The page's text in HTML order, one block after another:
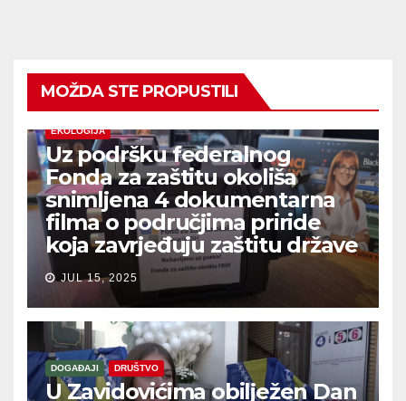
MOŽDA STE PROPUSTILI
EKOLOGIJA
Uz podršku federalnog
Fonda za zaštitu okoliša
snimljena 4 dokumentarna
filma o područjima priride
koja zavrjeđuju zaštitu države
JUL 15, 2025
DOGAĐAJI DRUŠTVO
U Zavidovićima obilježen Dan